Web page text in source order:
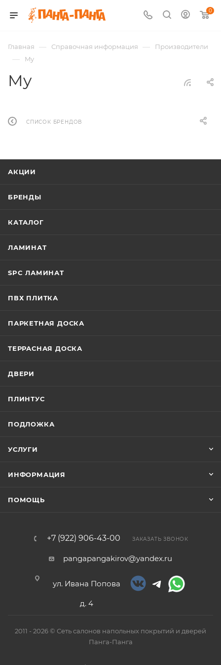
0
Главная — Справочная информация — Производители
— My
My
СПИСОК БРЕНДОВ
АКЦИИ
БРЕНДЫ
КАТАЛОГ
ЛАМИНАТ
SPC ЛАМИНАТ
ПВХ ПЛИТКА
ПАРКЕТНАЯ ДОСКА
ТЕРРАСНАЯ ДОСКА
ДВЕРИ
ПЛИНТУС
ПОДЛОЖКА
УСЛУГИ
ИНФОРМАЦИЯ
ПОМОЩЬ
+7 (922) 906-43-00 ЗАКАЗАТЬ ЗВОНОК
pangapangakirov@yandex.ru
ул. Ивана Попова
д. 4
2011 - 2026 © Сеть салонов напольных покрытий и дверей
Панга-Панга